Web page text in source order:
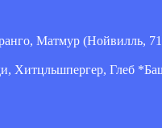
Матмур (Нойвилль,
Хитцльшпергер, Глеб